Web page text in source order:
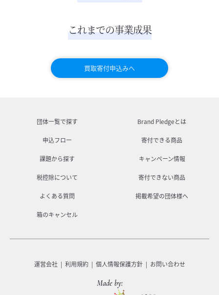
これまでの事業成果
買取寄付申込みへ
団体一覧で探す Brand Pledgeとは
申込フロー 寄付できる商品
課題から探す キャンペーン情報
税控除について 寄付できない商品
よくある質問 掲載希望の団体様へ
箱のキャンセル
運営会社 利用規約 個人情報保護方針 お問い合わせ
Made by: